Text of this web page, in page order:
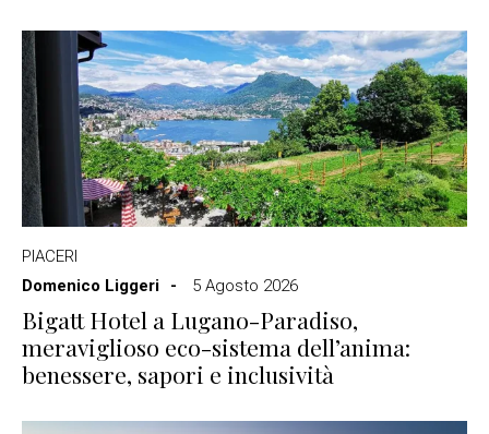
PIACERI
Domenico Liggeri
5 Agosto 2026
Bigatt Hotel a Lugano-Paradiso,
meraviglioso eco-sistema dell’anima:
benessere, sapori e inclusività